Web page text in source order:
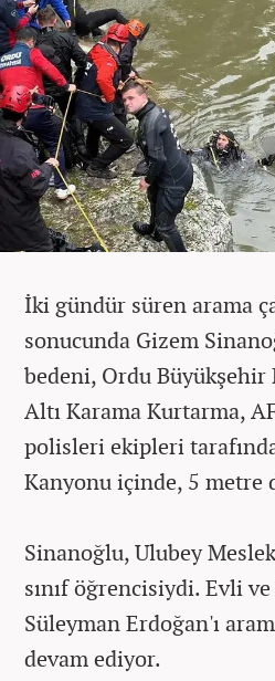
İki gündür süren arama
sonucunda Gizem
bedeni, Ordu
Altı Karama Kurtarma,
polisleri ekipleri
Kanyonu içinde, 5
Sinanoğlu, Ulubey
sınıf öğrencisiydi. Evli ve
Süleyman Erdoğan'ı
devam ediyor.